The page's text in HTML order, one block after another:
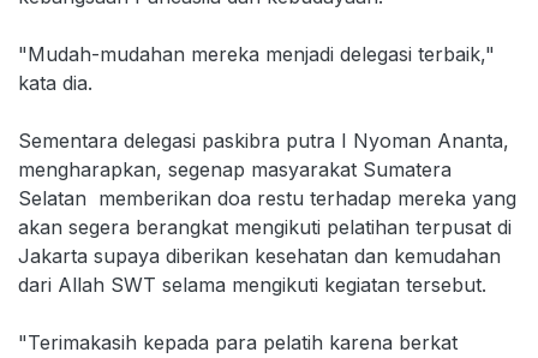
"Mudah-mudahan mereka menjadi delegasi terbaik,"
kata dia.
Sementara delegasi paskibra putra I Nyoman Ananta,
mengharapkan, segenap masyarakat Sumatera
Selatan memberikan doa restu terhadap mereka yang
akan segera berangkat mengikuti pelatihan terpusat di
Jakarta supaya diberikan kesehatan dan kemudahan
dari Allah SWT selama mengikuti kegiatan tersebut.
"Terimakasih kepada para pelatih karena berkat